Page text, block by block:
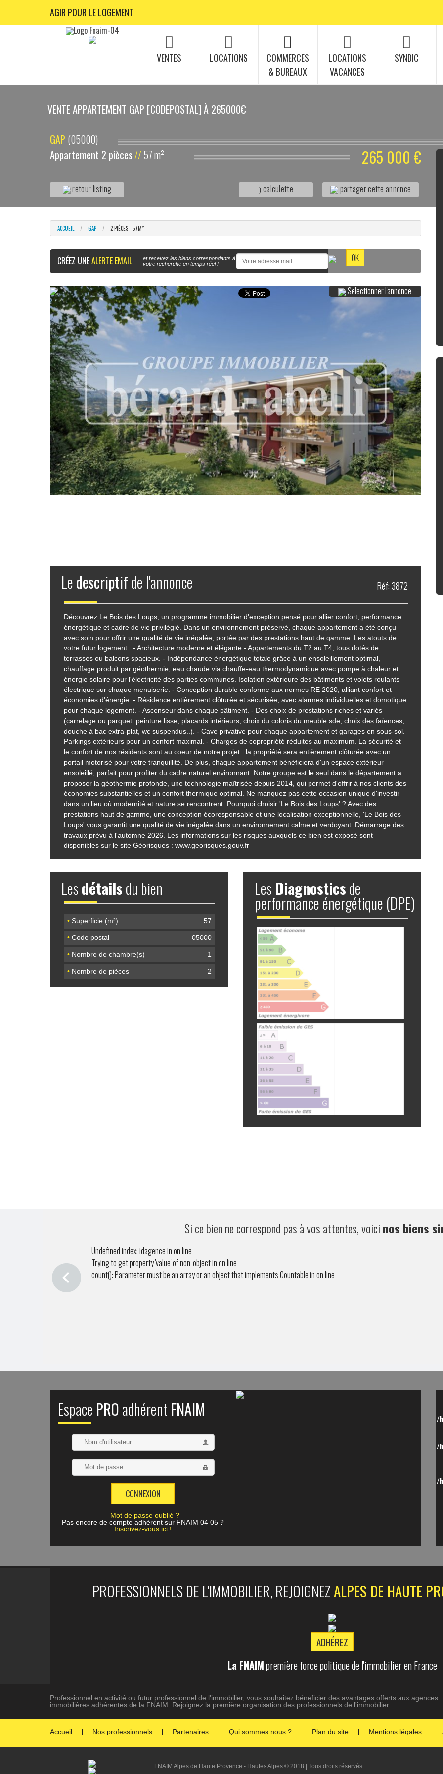
AGIR POUR LE LOGEMENT
VENTES LOCATIONS
COMMERCES
& BUREAUX
LOCATIONS
VACANCES
SYNDIC
VENTE APPARTEMENT GAP [CODEPOSTAL] À 265000€
GAP (05000)
Appartement 2 pièces //57 m² 265 000 €
retour listing calculette partager cette annonce
ACCUEIL GAP 2 PIÈCES - 57M²
CRÉEZ UNEALERTE EMAIL
et recevez les biens correspondants à
votre recherche en temps réel !
Selectionner l'annonce
Ledescriptifde l'annonce Réf: 3872
Découvrez Le Bois des Loups, un programme immobilier d'exception pensé pour allier confort, performance
énergétique et cadre de vie privilégié. Dans un environnement préservé, chaque appartement a été conçu
avec soin pour offrir une qualité de vie inégalée, portée par des prestations haut de gamme. Les atouts de
votre futur logement : - Architecture moderne et élégante - Appartements du T2 au T4, tous dotés de
terrasses ou balcons spacieux. - Indépendance énergétique totale grâce à un ensoleillement optimal,
chauffage produit par géothermie, eau chaude via chauffe-eau thermodynamique avec pompe à chaleur et
énergie solaire pour l'électricité des parties communes. Isolation extérieure des bâtiments et volets roulants
électrique sur chaque menuiserie. - Conception durable conforme aux normes RE 2020, alliant confort et
économies d'énergie. - Résidence entièrement clôturée et sécurisée, avec alarmes individuelles et domotique
pour chaque logement. - Ascenseur dans chaque bâtiment. - Des choix de prestations riches et variés
(carrelage ou parquet, peinture lisse, placards intérieurs, choix du coloris du meuble sde, choix des faïences,
douche à bac extra-plat, wc suspendus..). - Cave privative pour chaque appartement et garages en sous-sol.
Parkings extérieurs pour un confort maximal. - Charges de copropriété réduites au maximum. La sécurité et
le confort de nos résidents sont au coeur de notre projet : la propriété sera entièrement clôturée avec un
portail motorisé pour votre tranquillité. De plus, chaque appartement bénéficiera d'un espace extérieur
ensoleillé, parfait pour profiter du cadre naturel environnant. Notre groupe est le seul dans le département à
proposer la géothermie profonde, une technologie maîtrisée depuis 2014, qui permet d'offrir à nos clients des
économies substantielles et un confort thermique optimal. Ne manquez pas cette occasion unique d'investir
dans un lieu où modernité et nature se rencontrent. Pourquoi choisir 'Le Bois des Loups' ? Avec des
prestations haut de gamme, une conception écoresponsable et une localisation exceptionnelle, 'Le Bois des
Loups' vous garantit une qualité de vie inégalée dans un environnement calme et verdoyant. Démarrage des
travaux prévu à l'automne 2026. Les informations sur les risques auxquels ce bien est exposé sont
disponibles sur le site Géorisques : www.georisques.gouv.fr
Lesdétailsdu bien
•Superficie (m²) 57
•Code postal 05000
•Nombre de chambre(s) 1
•Nombre de pièces 2
Les Diagnosticsde
performance énergétique (DPE)
Si ce bien ne correspond pas à vos attentes, voicinos biens
: Undefined index: idagence inon line
: Trying to get property 'value' of non-object inon line
: count(): Parameter must be an array or an object that implements Countable inon line
Espace PROadhérent FNAIM
Mot de passe oublié ?
Pas encore de compte adhérent sur FNAIM 04 05 ?
Inscrivez-vous ici !
/
/
/
PROFESSIONNELS DE L'IMMOBILIER, REJOIGNEZALPES DE HAUTE
ADHÉREZ
La FNAIMpremière force politique de l'immobilier en France
Professionnel en activité ou futur professionnel de l'immobilier, vous souhaitez bénéficier des avantages offerts aux agences
immobilières adhérentes de la FNAIM. Rejoignez la première organisation des professionnels de l'immobilier.
Accueil Nos professionnels Partenaires Qui sommes nous ? Plan du site Mentions légales
FNAIM Alpes de Haute Provence - Hautes Alpes © 2018 | Tous droits réservés